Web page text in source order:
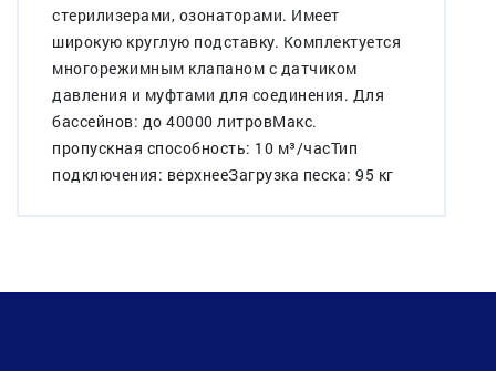
стерилизерами, озонаторами. Имеет
широкую круглую подставку. Комплектуется
многорежимным клапаном с датчиком
давления и муфтами для соединения. Для
бассейнов: до 40000 литровМакс.
пропускная способность: 10 м³/часТип
подключения: верхнееЗагрузка песка: 95 кг